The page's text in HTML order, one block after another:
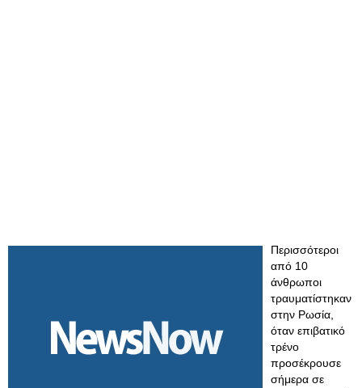
Περισσότεροι
από 10
άνθρωποι
τραυματίστηκαν
στην Ρωσία,
όταν επιβατικό
τρένο
προσέκρουσε
σήμερα σε